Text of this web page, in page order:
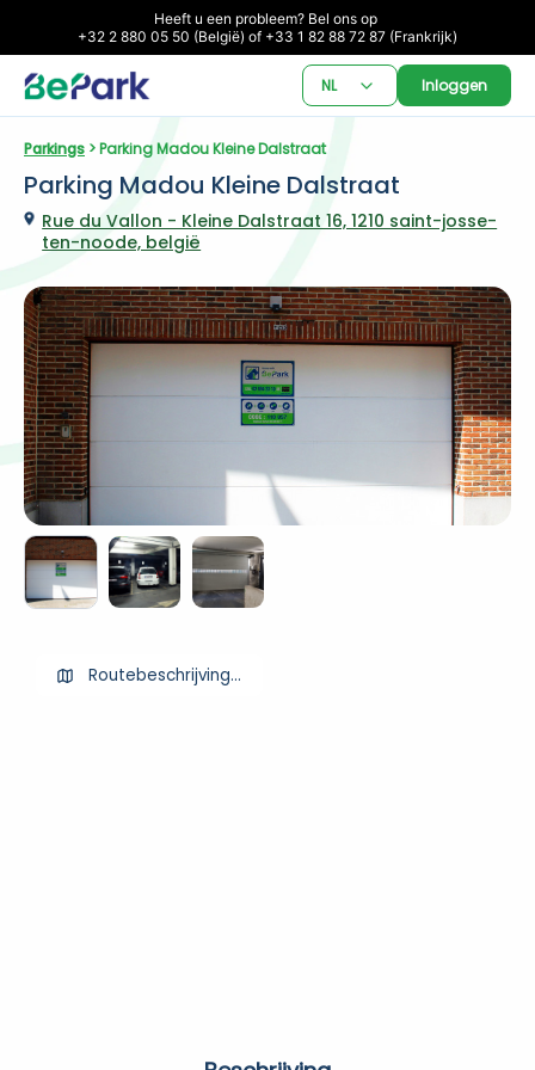
Heeft u een probleem? Bel ons op
+32 2 880 05 50 (België) of +33 1 82 88 72 87 (Frankrijk)
NL Inloggen
Parkings > Parking Madou Kleine Dalstraat
Parking Madou Kleine Dalstraat
Rue du Vallon - Kleine Dalstraat 16, 1210 saint-josse-
ten-noode, belgië
Routebeschrijving ophalen